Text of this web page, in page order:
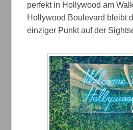
perfekt in Hollywood am
Hollywood Boulevard bleibt
einziger Punkt auf der